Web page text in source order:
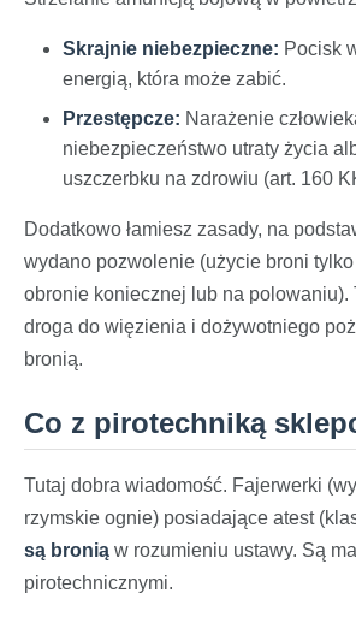
Skrajnie niebezpieczne: Pocisk
energią, która może zabić.
Przestępcze: Narażenie
niebezpieczeństwo utraty życia
uszczerbku na zdrowiu (art. 160
Dodatkowo łamiesz zasady, na
wydano pozwolenie (użycie broni
obronie koniecznej lub na polowaniu).
droga do więzienia i dożywotniego
bronią.
Co z pirotechniką
Tutaj dobra wiadomość. Fajerwerki
rzymskie ognie) posiadające atest
są bronią w rozumieniu ustawy. Są
pirotechnicznymi.